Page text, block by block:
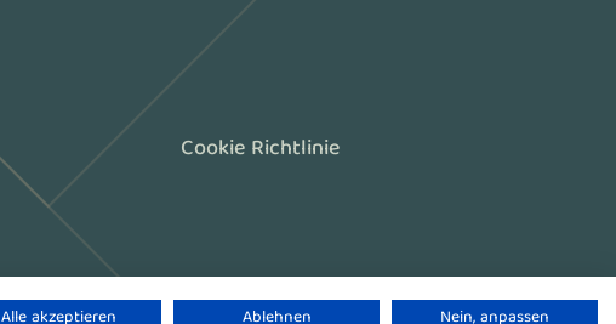
Cookie Richtlinie
Alle akzeptieren Ablehnen Nein, anpassen